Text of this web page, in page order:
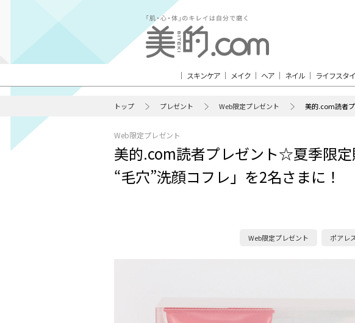
スキンケア メイク ヘア ネイル ライフスタ
トップ プレゼント Web限定プレゼント 美的.com読者
Web限定プレゼント
美的.com読者プレゼント☆夏季限
“毛穴”洗顔コフレ」を2名さまに！
Web限定プレゼント ポアレ